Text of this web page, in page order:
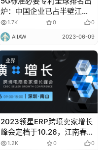
炉：中国企业已占半壁江
山，华为第一、小米首次进
入前十
1.7K 0 0
AIIAW 2023-06-09
业界
2023领星ERP跨境卖家增长
峰会定档于10.26，江南春将
出席分享
1.2K 0 0